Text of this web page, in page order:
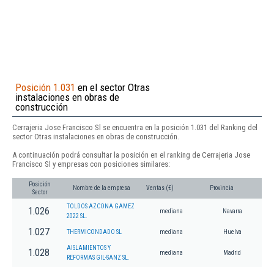
Posición 1.031 en el sector Otras
instalaciones en obras de
construcción
Cerrajeria Jose Francisco Sl se encuentra en la posición 1.031 del Ranking del
sector Otras instalaciones en obras de construcción.
A continuación podrá consultar la posición en el ranking de Cerrajeria Jose
Francisco Sl y empresas con posiciones similares:
Posición
Sector
Nombre de la empresa Ventas (€) Provincia
1.026
TOLDOS AZCONA GAMEZ
2022 SL.
mediana Navarra
1.027 THERMICONDADO SL mediana Huelva
1.028
AISLAMIENTOS Y
REFORMAS GIL-SANZ SL.
mediana Madrid